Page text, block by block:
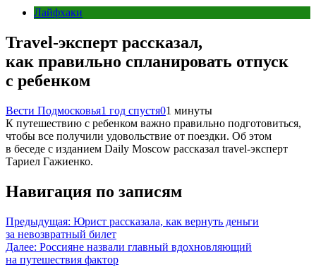
Лайфхаки
Travel-эксперт рассказал,
как правильно спланировать отпуск
с ребенком
Вести Подмосковья1 год спустя01 минуты
К путешествию с ребенком важно правильно подготовиться,
чтобы все получили удовольствие от поездки. Об этом
в беседе с изданием Daily Moscow рассказал travel-эксперт
Тариел Гажиенко.
Навигация по записям
Предыдущая: Юрист рассказала, как вернуть деньги
за невозвратный билет
Далее: Россияне назвали главный вдохновляющий
на путешествия фактор